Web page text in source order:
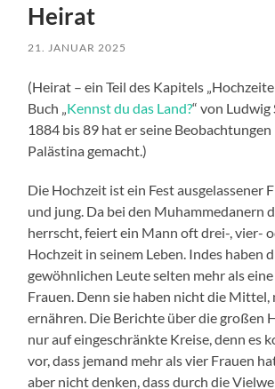
Heirat
21. JANUAR 2025
(Heirat – ein Teil des Kapitels
Buch „Kennst du das Land?“ von Ludwig
1884 bis 89 hat er seine
Palästina gemacht.)
Die Hochzeit ist ein Fest ausgelassener
und jung. Da bei den Muhammedanern
herrscht, feiert ein Mann oft drei-, vier-
Hochzeit in seinem Leben. Indes haben
gewöhnlichen Leute selten mehr als
Frauen. Denn sie haben nicht die Mittel,
ernähren. Die Berichte über die großen
nur auf eingeschränkte Kreise, denn es
vor, dass jemand mehr als vier Frauen
aber nicht denken, dass durch die